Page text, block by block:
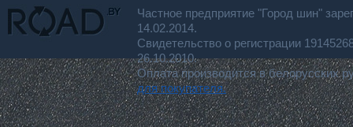
Частное предприятие "Город шин"
14.02.2014.
Свидетельство о регистрации
26.10.2010.
Оплата производится в белорусских
для покупателя.